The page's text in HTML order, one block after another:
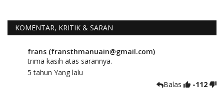
KOMENTAR, KRITIK & SARAN
frans (fransthmanuain@gmail.com)
trima kasih atas sarannya.
5 tahun Yang lalu
Balas
-112